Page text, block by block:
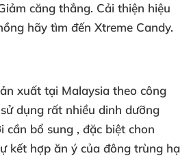
căng thẳng. Cải thiện hiệu
hãy tìm đến Xtreme Candy.
xuất tại Malaysia theo công
dụng rất nhiều dinh dưỡng
cần bổ sung , đặc biệt chon
kết hợp ăn ý của đông trùng hạ